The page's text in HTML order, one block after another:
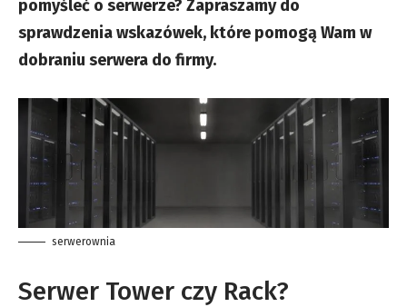
pomyśleć o serwerze? Zapraszamy do
sprawdzenia wskazówek, które pomogą Wam w
dobraniu serwera do firmy.
serwerownia
Serwer Tower czy Rack?